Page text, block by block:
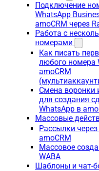
Подключение
WhatsApp
amoCRM через
Работа с
номерами
Как писать
любого номера
amoCRM
Смена воронки
для создания
WhatsApp в
Массовые
Рассылки через
amoCRM
Массовое
WABA
Шаблоны и чат-